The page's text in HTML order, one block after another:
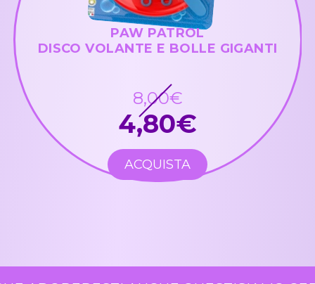
PAW PATROL
DISCO VOLANTE E BOLLE GIGANTI
8,00€
4,80€
ACQUISTA